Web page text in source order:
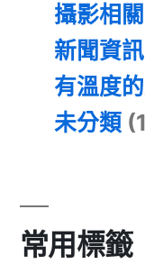
攝影相關
新聞資訊
有溫度
未分類
常用標籤